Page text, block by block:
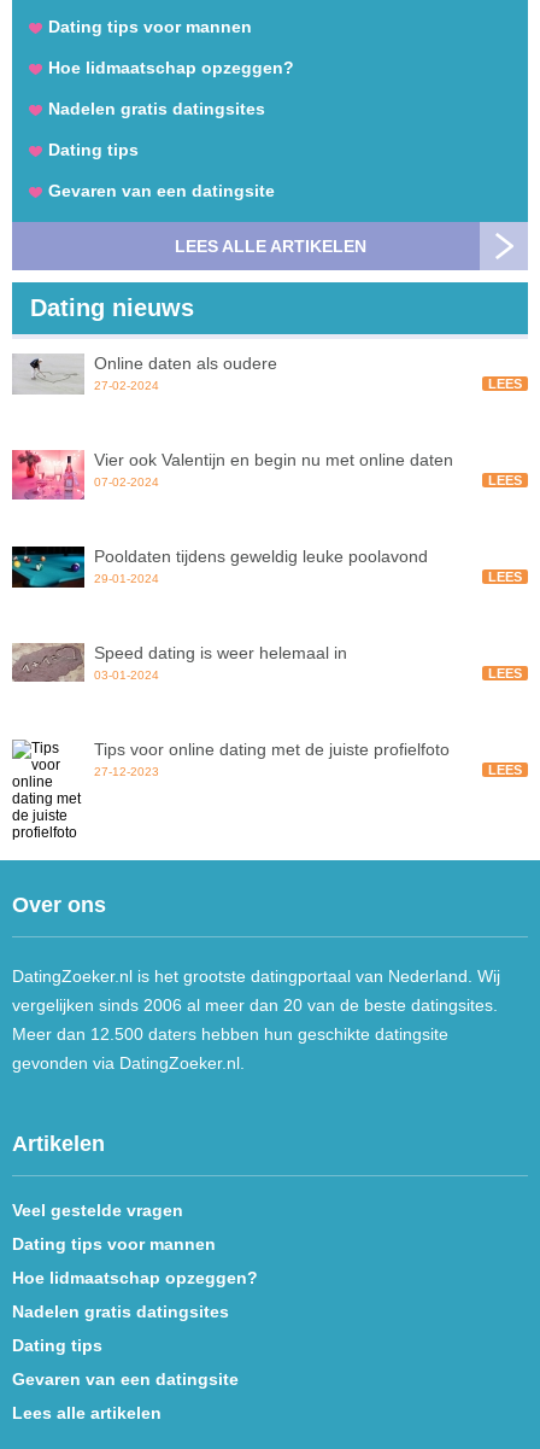
Dating tips voor mannen
Hoe lidmaatschap opzeggen?
Nadelen gratis datingsites
Dating tips
Gevaren van een datingsite
LEES ALLE ARTIKELEN
Dating nieuws
Online daten als oudere
27-02-2024 LEES
Vier ook Valentijn en begin nu met online daten
07-02-2024 LEES
Pooldaten tijdens geweldig leuke poolavond
29-01-2024 LEES
Speed dating is weer helemaal in
03-01-2024 LEES
Tips voor online dating met de juiste profielfoto
27-12-2023 LEES
Over ons
DatingZoeker.nl is het grootste datingportaal van Nederland. Wij
vergelijken sinds 2006 al meer dan 20 van de beste datingsites.
Meer dan 12.500 daters hebben hun geschikte datingsite
gevonden via DatingZoeker.nl.
Artikelen
Veel gestelde vragen
Dating tips voor mannen
Hoe lidmaatschap opzeggen?
Nadelen gratis datingsites
Dating tips
Gevaren van een datingsite
Lees alle artikelen